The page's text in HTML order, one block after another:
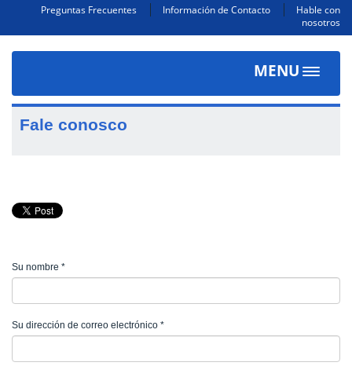
Preguntas Frecuentes Información de Contacto
Hable con
nosotros
MENU
Toggle
Fale conosco
Su nombre *
Su dirección de correo electrónico *